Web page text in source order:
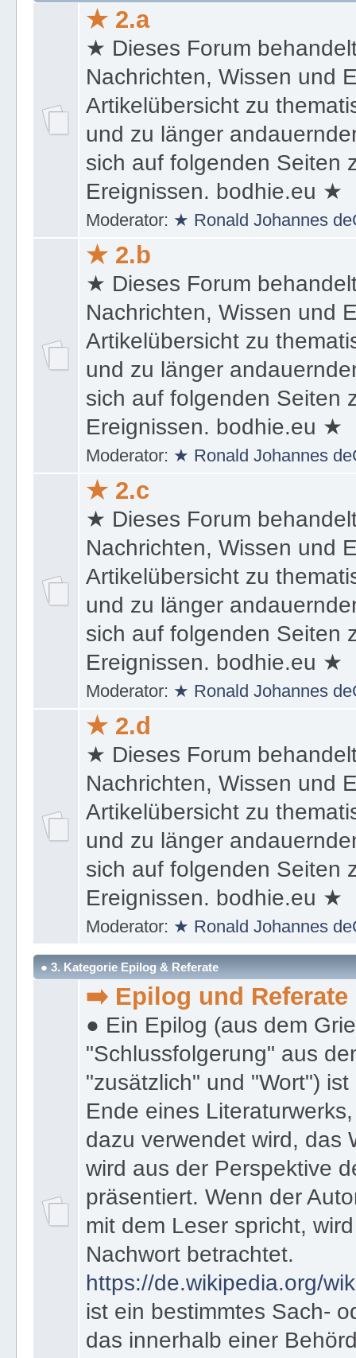
● 2. Kategorie Dialog
★ 2.a
★ Dieses Forum
Nachrichten, Wissen und
Artikelübersicht zu
und zu länger
sich auf folgenden Seiten
Ereignissen. bodhie.eu ★
Moderator:
★ 2.b
★ Dieses Forum
Nachrichten, Wissen und
Artikelübersicht zu
und zu länger
sich auf folgenden Seiten
Ereignissen. bodhie.eu ★
Moderator:
★ 2.c
★ Dieses Forum
Nachrichten, Wissen und
Artikelübersicht zu
und zu länger
sich auf folgenden Seiten
Ereignissen. bodhie.eu ★
Moderator:
★ 2.d
★ Dieses Forum
Nachrichten, Wissen und
Artikelübersicht zu
und zu länger
sich auf folgenden Seiten
Ereignissen. bodhie.eu ★
Moderator:★ Ronald Johannes
● 3. Kategorie Epilog & Referate
➡️ Epilog und Referate
● Ein Epilog (aus dem
"Schlussfolgerung" aus
"zusätzlich" und "Wort")
Ende eines
dazu verwendet wird, das
wird aus der Perspektive
präsentiert. Wenn der
mit dem Leser spricht,
Nachwort betrachtet.
https://de.wikipedia.org/
ist ein bestimmtes Sach-